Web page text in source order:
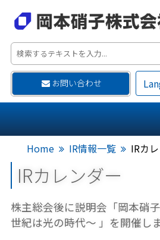
お問い合わせ
Home IR情報一覧 IRカ
IRカレンダー
株主総会後に説明会「岡本硝
世紀は光の時代～ 」を開催し